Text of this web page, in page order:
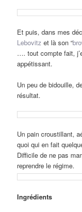
Et puis, dans mes
Lebovitz et là son “
…. tout compte fait,
appétissant.
Un peu de bidouille,
résultat.
Un pain croustillant,
quoi qui en fait
Difficile de ne pas
reprendre le régime.
Ingrédients